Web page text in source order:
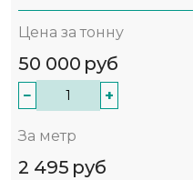
Цена за тонну
50 000 руб
− +
За метр
2 495 руб